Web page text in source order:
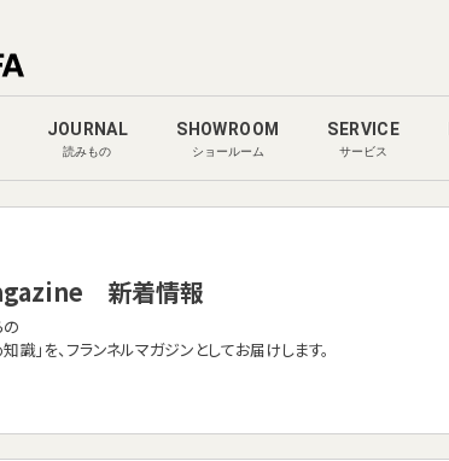
JOURNAL
読みもの
SHOWROOM
ショールーム
SERVICE
サービス
新着情報
の
識」を、フランネルマガジンとしてお届けします。